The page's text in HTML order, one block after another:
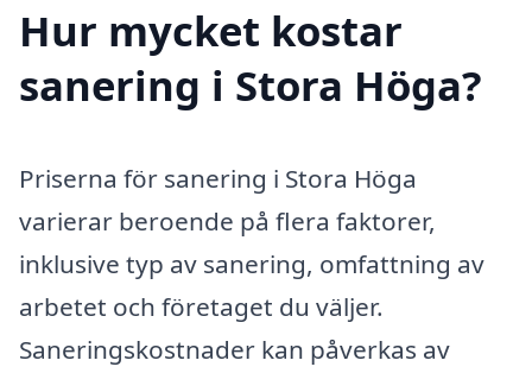
Hur mycket kostar
sanering i Stora Höga?
Priserna för sanering i Stora Höga
varierar beroende på flera faktorer,
inklusive typ av sanering, omfattning av
arbetet och företaget du väljer.
Saneringskostnader kan påverkas av